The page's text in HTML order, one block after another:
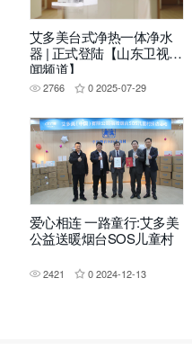
艾多美台式净热一体净水
器 | 正式登陆【山东卫视新
闻频道】
2766 0 2025-07-29
爱心相连 一路童行:艾多美
公益送暖烟台SOS儿童村
2421 0 2024-12-13